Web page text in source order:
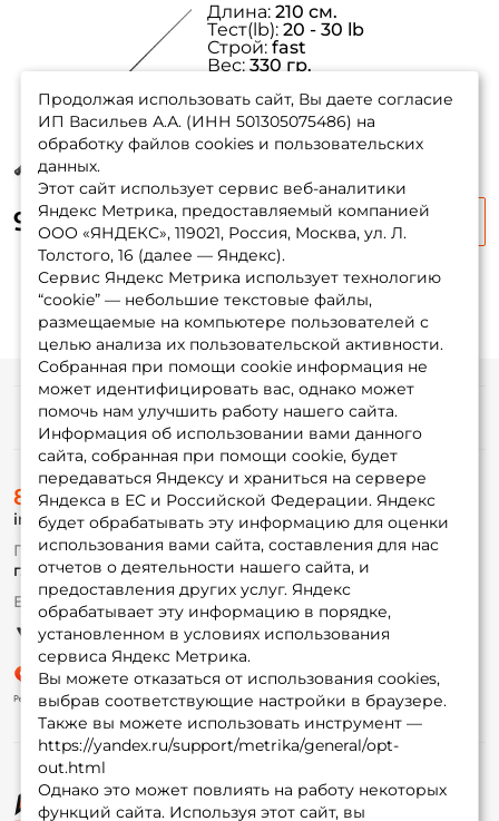
9 355 ₽
Длина: 210 см.
Тeст(lb): 20 - 30 lb
Строй: fast
Вес: 330 гр.
Продолжая использовать сайт, Вы даете согласие
ИП Васильев А.А. (ИНН 501305075486) на
обработку файлов cookies и пользовательских
данных.
Этот сайт использует сервис веб-аналитики
Яндекс Метрика, предоставляемый компанией
ООО «ЯНДЕКС», 119021, Россия, Москва, ул. Л.
Толстого, 16 (далее — Яндекс).
Сервис Яндекс Метрика использует технологию
“cookie” — небольшие текстовые файлы,
размещаемые на компьютере пользователей с
целью анализа их пользовательской активности.
Собранная при помощи cookie информация не
может идентифицировать вас, однако может
помочь нам улучшить работу нашего сайта.
Информация об использовании вами данного
сайта, собранная при помощи cookie, будет
передаваться Яндексу и храниться на сервере
Яндекса в ЕС и Российской Федерации. Яндекс
будет обрабатывать эту информацию для оценки
использования вами сайта, составления для нас
отчетов о деятельности нашего сайта, и
предоставления других услуг. Яндекс
обрабатывает эту информацию в порядке,
установленном в условиях использования
сервиса Яндекс Метрика.
Вы можете отказаться от использования cookies,
выбрав соответствующие настройки в браузере.
Также вы можете использовать инструмент —
https://yandex.ru/support/metrika/general/opt-
out.html
Однако это может повлиять на работу некоторых
функций сайта. Используя этот сайт, вы
Информация
О магазине
Доставка
Оплата
Fox-bonus
Гуру
Партнерская программа
8 (495) 532-77-88
info@foxfishing.ru
По вопросам с заказом
г. Москва, ул. Плеханова д.7
Ежедневно 10:00 до 20:00